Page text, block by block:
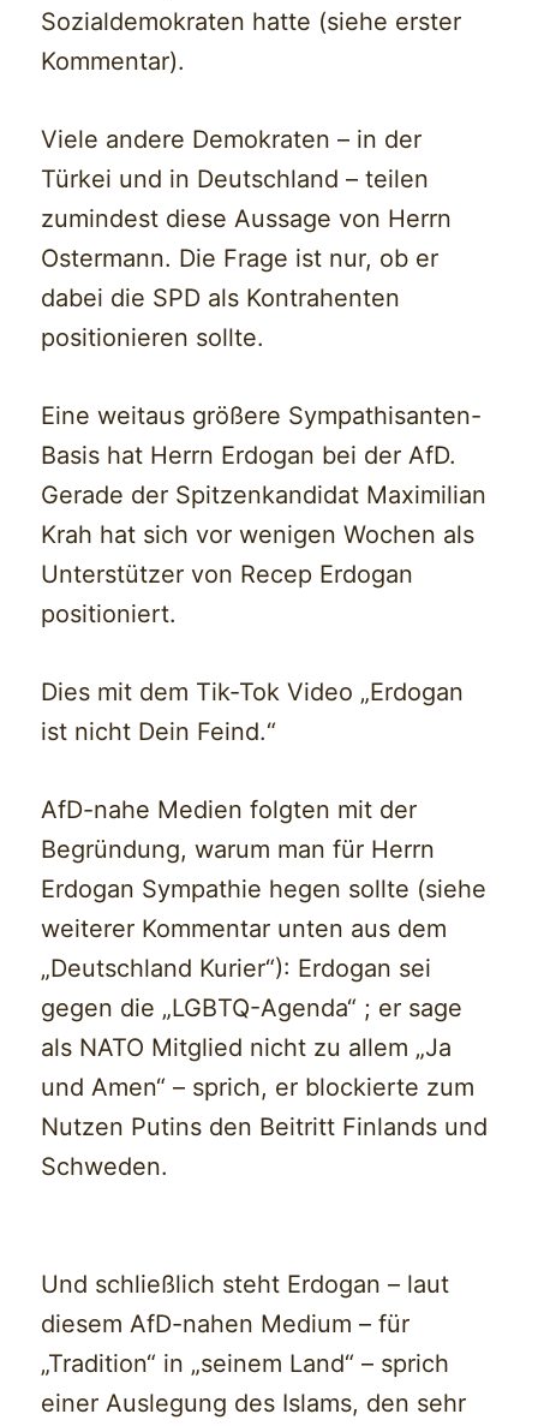
Sozialdemokraten hatte (siehe erster
Kommentar).
Viele andere Demokraten – in der
Türkei und in Deutschland – teilen
zumindest diese Aussage von Herrn
Ostermann. Die Frage ist nur, ob er
dabei die SPD als Kontrahenten
positionieren sollte.
Eine weitaus größere Sympathisanten-
Basis hat Herrn Erdogan bei der AfD.
Gerade der Spitzenkandidat Maximilian
Krah hat sich vor wenigen Wochen als
Unterstützer von Recep Erdogan
positioniert.
Dies mit dem Tik-Tok Video „Erdogan
ist nicht Dein Feind.“
AfD-nahe Medien folgten mit der
Begründung, warum man für Herrn
Erdogan Sympathie hegen sollte (siehe
weiterer Kommentar unten aus dem
„Deutschland Kurier“): Erdogan sei
gegen die „LGBTQ-Agenda“ ; er sage
als NATO Mitglied nicht zu allem „Ja
und Amen“ – sprich, er blockierte zum
Nutzen Putins den Beitritt Finlands und
Schweden.
Und schließlich steht Erdogan – laut
diesem AfD-nahen Medium – für
„Tradition“ in „seinem Land“ – sprich
einer Auslegung des Islams, den sehr